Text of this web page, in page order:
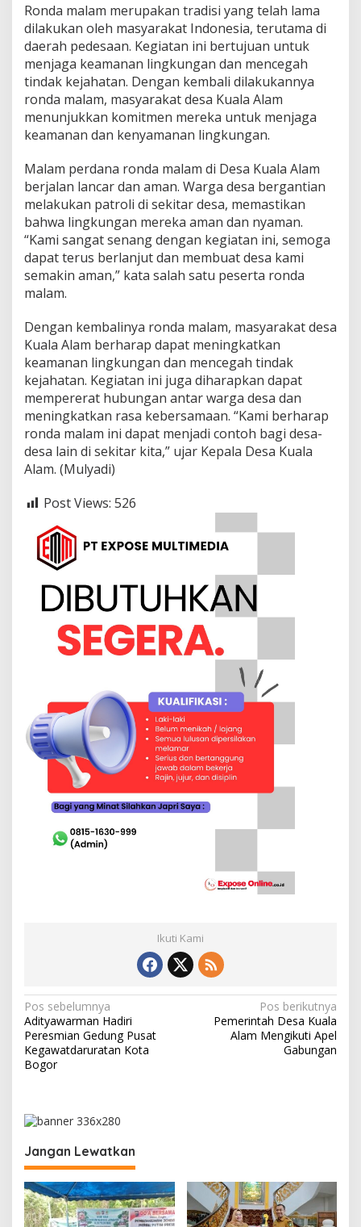
Ronda malam merupakan tradisi yang telah lama
dilakukan oleh masyarakat Indonesia, terutama di
daerah pedesaan. Kegiatan ini bertujuan untuk
menjaga keamanan lingkungan dan mencegah
tindak kejahatan. Dengan kembali dilakukannya
ronda malam, masyarakat desa Kuala Alam
menunjukkan komitmen mereka untuk menjaga
keamanan dan kenyamanan lingkungan.
Malam perdana ronda malam di Desa Kuala Alam
berjalan lancar dan aman. Warga desa bergantian
melakukan patroli di sekitar desa, memastikan
bahwa lingkungan mereka aman dan nyaman.
“Kami sangat senang dengan kegiatan ini, semoga
dapat terus berlanjut dan membuat desa kami
semakin aman,” kata salah satu peserta ronda
malam.
Dengan kembalinya ronda malam, masyarakat desa
Kuala Alam berharap dapat meningkatkan
keamanan lingkungan dan mencegah tindak
kejahatan. Kegiatan ini juga diharapkan dapat
mempererat hubungan antar warga desa dan
meningkatkan rasa kebersamaan. “Kami berharap
ronda malam ini dapat menjadi contoh bagi desa-
desa lain di sekitar kita,” ujar Kepala Desa Kuala
Alam. (Mulyadi)
Post Views: 526
Ikuti Kami
N
a
v
a
s
i
p
o
Pos sebelumnya
Adityawarman Hadiri
Peresmian Gedung Pusat
Kegawatdaruratan Kota
Bogor
Pos berikutnya
Pemerintah Desa Kuala
Alam Mengikuti Apel
Gabungan
Jangan Lewatkan